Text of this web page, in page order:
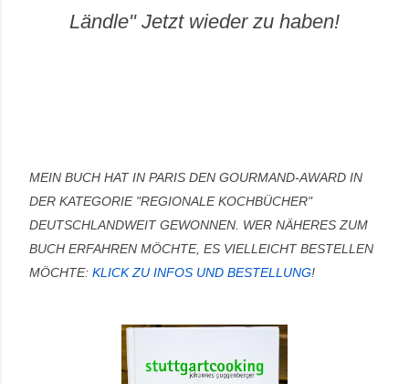
Ländle" Jetzt wieder zu haben!
MEIN BUCH HAT IN PARIS DEN GOURMAND-AWARD IN
DER KATEGORIE "REGIONALE KOCHBÜCHER"
DEUTSCHLANDWEIT GEWONNEN. WER NÄHERES ZUM
BUCH ERFAHREN MÖCHTE, ES VIELLEICHT BESTELLEN
MÖCHTE: KLICK ZU INFOS UND BESTELLUNG!